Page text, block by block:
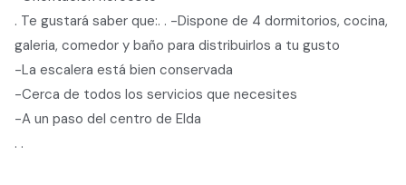
. Te gustará saber que:. . -Dispone de 4 dormitorios, cocina,
galeria, comedor y baño para distribuirlos a tu gusto
-La escalera está bien conservada
-Cerca de todos los servicios que necesites
-A un paso del centro de Elda
. .